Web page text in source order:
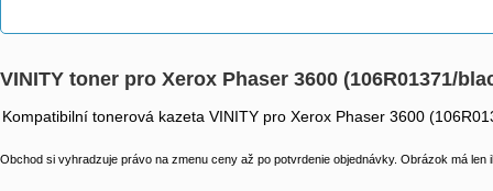
VINITY toner pro Xerox Phaser 3600 (106R01371/
Kompatibilní tonerová kazeta VINITY pro Xerox Phaser 3600
Obchod si vyhradzuje právo na zmenu ceny až po potvrdenie objednávky. Obrázok má len